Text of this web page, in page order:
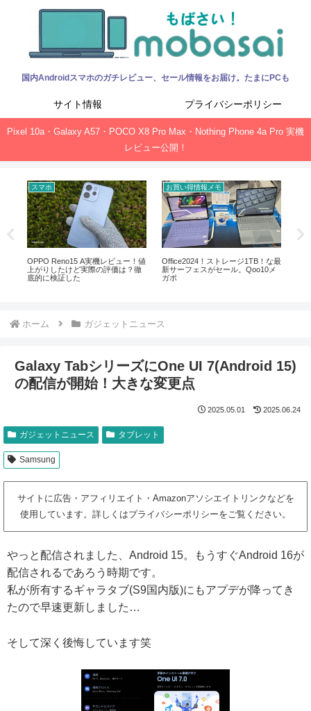
国内Androidスマホのガチレビュー、セール情報をお届け。たまにPCも
サイト情報 プライバシーポリシー
Pixel 10a・Galaxy A57・POCO X8 Pro Max・Nothing Phone 4a Pro 実機
レビュー公開！
スマホ
OPPO Reno15 A実機レビュー！値
上がりしたけど実際の評価は？徹
底的に検証した
お買い得情報メモ
Office2024！ストレージ1TB！な最
新サーフェスがセール。Qoo10メ
ガポ
ホーム ガジェットニュース
Galaxy TabシリーズにOne UI 7(Android 15)
の配信が開始！大きな変更点
2025.05.01 2025.06.24
ガジェットニュース タブレット
Samsung
サイトに広告・アフィリエイト・Amazonアソシエイトリンクなどを
使用しています。詳しくはプライバシーポリシーをご覧ください。
やっと配信されました、Android 15。もうすぐAndroid 16が
配信されるであろう時期です。
私が所有するギャラタブ(S9国内版)にもアプデが降ってき
たので早速更新しました…
そして深く後悔しています笑